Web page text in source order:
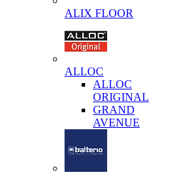
ALIX FLOOR
ALLOC
ALLOC
ORIGINAL
GRAND
AVENUE